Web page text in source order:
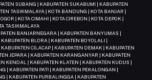
SUBANG | KABUPATEN SUKABUMI | KABUPATEN
TASIKMALAYA | KOTA BANDUNG | KOTA BANJAR |
| KOTA CIMAHI | KOTA CIREBON | KOTA DEPOK |
TASIKMALAYA
BANJARNEGARA | KABUPATEN BANYUMAS |
BLORA | KABUPATEN BOYOLALI |
CILACAP | KABUPATEN DEMAK | KABUPATEN
JEPARA | KABUPATEN KARANGANYAR | KABUPATEN
KENDAL | KABUPATEN KLATEN | KABUPATEN KUDUS |
| KABUPATEN PATI | KABUPATEN PEKALONGAN |
| KABUPATEN PURBALINGGA | KABUPATEN